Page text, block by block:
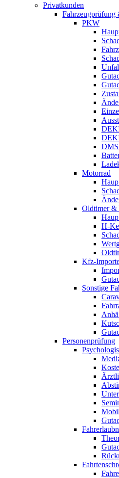
Privatkunden
Fahrzeugprüfung
PKW
Motorrad
Oldtimer &
H-
Kfz-
Sonstige
Personenprüfung